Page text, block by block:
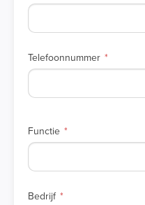
Telefoonnummer
Functie
Bedrijf